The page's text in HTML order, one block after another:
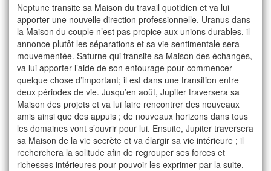
Neptune transite sa Maison du travail quotidien et va lui
apporter une nouvelle direction professionnelle. Uranus dans
la Maison du couple n’est pas propice aux unions durables, il
annonce plutôt les séparations et sa vie sentimentale sera
mouvementée. Saturne qui transite sa Maison des échanges,
va lui apporter l’aide de son entourage pour commencer
quelque chose d’important; il est dans une transition entre
deux périodes de vie. Jusqu’en août, Jupiter traversera sa
Maison des projets et va lui faire rencontrer des nouveaux
amis ainsi que des appuis ; de nouveaux horizons dans tous
les domaines vont s’ouvrir pour lui. Ensuite, Jupiter traversera
sa Maison de la vie secrète et va élargir sa vie intérieure ; il
recherchera la solitude afin de regrouper ses forces et
richesses intérieures pour pouvoir les exprimer par la suite.